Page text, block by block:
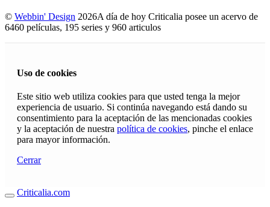
© Webbin' Design 2026A día de hoy Criticalia posee un acervo de
6460 películas, 195 series y 960 articulos
Uso de cookies
Este sitio web utiliza cookies para que usted tenga la mejor
experiencia de usuario. Si continúa navegando está dando su
consentimiento para la aceptación de las mencionadas cookies
y la aceptación de nuestra política de cookies, pinche el enlace
para mayor información.
Cerrar
Criticalia.com